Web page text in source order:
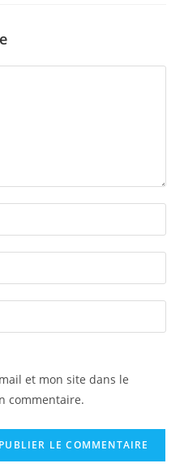
et mon site dans le
commentaire.